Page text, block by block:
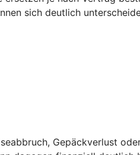
sich deutlich
Gepäckverlust